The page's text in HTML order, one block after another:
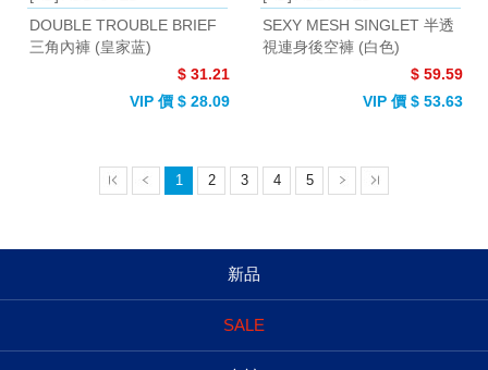
DOUBLE TROUBLE BRIEF
三角內褲 (皇家蓝)
$ 31.21
VIP 價 $ 28.09
SEXY MESH SINGLET 半透
視連身後空褲 (白色)
$ 59.59
VIP 價 $ 53.63
1 2 3 4 5
新品
SALE